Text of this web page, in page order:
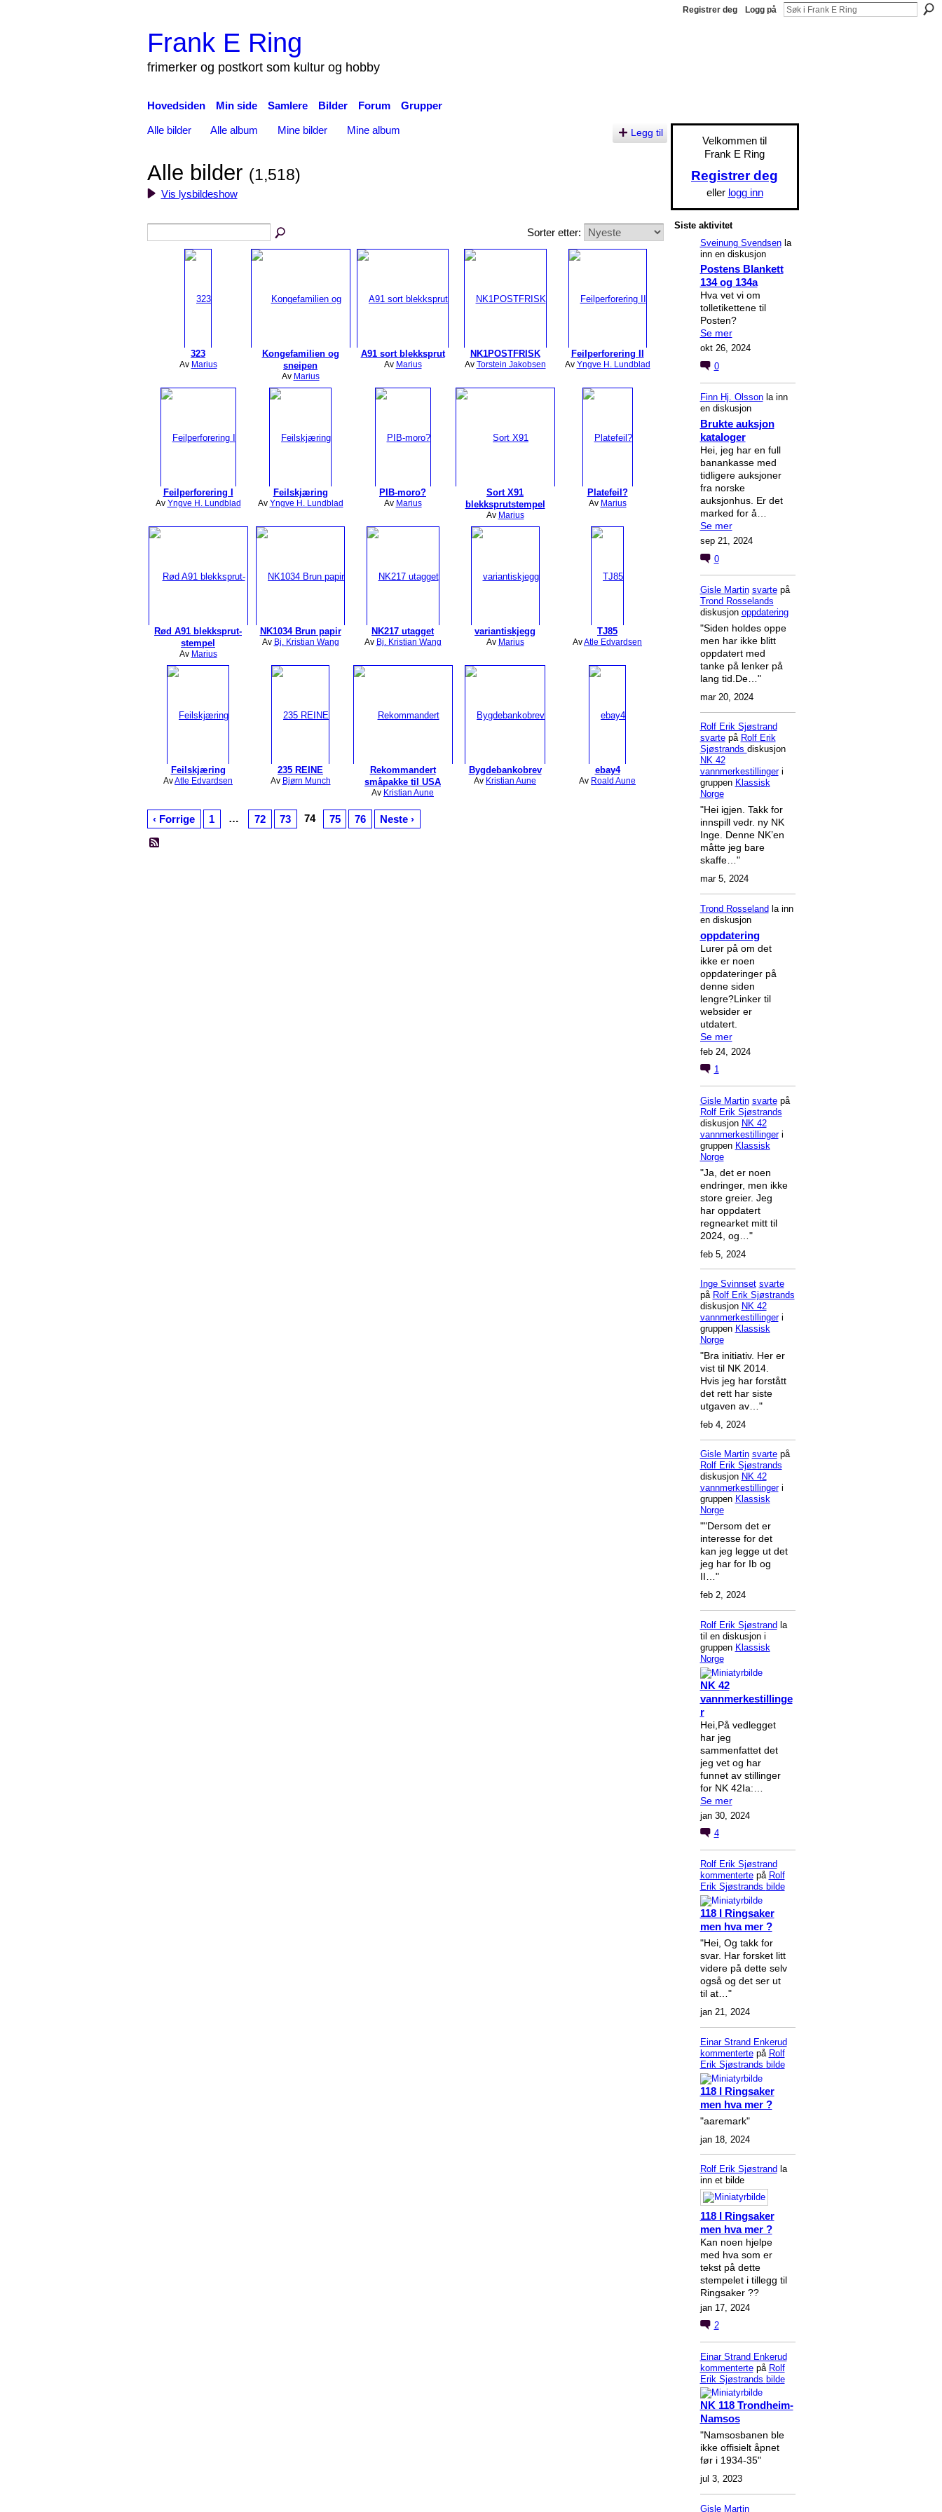
Registrer deg Logg på
Frank E Ring
frimerker og postkort som kultur og hobby
Hovedsiden Min side Samlere Bilder Forum Grupper
Alle bilder Alle album Mine bilder Mine album Legg til
Alle bilder (1,518)
Vis lysbildeshow
Sorter etter:
323
Av Marius
Kongefamilien og
sneipen
Av Marius
A91 sort blekksprut
Av Marius
NK1POSTFRISK
Av Torstein Jakobsen
Feilperforering II
Av Yngve H. Lundblad
Feilperforering I
Av Yngve H. Lundblad
Feilskjæring
Av Yngve H. Lundblad
PIB-moro?
Av Marius
Sort X91
blekksprutstempel
Av Marius
Platefeil?
Av Marius
Rød A91 blekksprut-
stempel
Av Marius
NK1034 Brun papir
Av Bj. Kristian Wang
NK217 utagget
Av Bj. Kristian Wang
variantiskjegg
Av Marius
TJ85
AvAtle Edvardsen
Feilskjæring
AvAtle Edvardsen
235 REINE
Av Bjørn Munch
Rekommandert
småpakke til USA
Av Kristian Aune
Bygdebankobrev
Av Kristian Aune
ebay4
Av Roald Aune
‹ Forrige 1 … 72 73 74 75 76 Neste ›
Velkommen til
Frank E Ring
Registrer deg
eller logg inn
Siste aktivitet
Sveinung Svendsenla
inn en diskusjon
Postens Blankett
134 og 134a
Hva vet vi om
tolletikettene til
Posten?
Se mer
okt 26, 2024
0
Finn Hj. Olssonla inn
en diskusjon
Brukte auksjon
kataloger
Hei, jeg har en full
banankasse med
tidligere auksjoner
fra norske
auksjonhus. Er det
marked for å…
Se mer
sep 21, 2024
0
Gisle Martin svartepå
Trond Rosselands
diskusjon oppdatering
"Siden holdes oppe
men har ikke blitt
oppdatert med
tanke på lenker på
lang tid.De…"
mar 20, 2024
Rolf Erik Sjøstrand
svartepå Rolf Erik
Sjøstrands diskusjon
NK 42
vannmerkestillingeri
gruppen Klassisk
Norge
"Hei igjen. Takk for
innspill vedr. ny NK
Inge. Denne NK’en
måtte jeg bare
skaffe…"
mar 5, 2024
Trond Rosseland la inn
en diskusjon
oppdatering
Lurer på om det
ikke er noen
oppdateringer på
denne siden
lengre?Linker til
websider er
utdatert.
Se mer
feb 24, 2024
1
Gisle Martin svartepå
Rolf Erik Sjøstrands
diskusjon NK 42
vannmerkestillingeri
gruppen Klassisk
Norge
"Ja, det er noen
endringer, men ikke
store greier. Jeg
har oppdatert
regnearket mitt til
2024, og…"
feb 5, 2024
Inge Svinnset svarte
på Rolf Erik Sjøstrands
diskusjon NK 42
vannmerkestillingeri
gruppen Klassisk
Norge
"Bra initiativ. Her er
vist til NK 2014.
Hvis jeg har forstått
det rett har siste
utgaven av…"
feb 4, 2024
Gisle Martin svartepå
Rolf Erik Sjøstrands
diskusjon NK 42
vannmerkestillingeri
gruppen Klassisk
Norge
""Dersom det er
interesse for det
kan jeg legge ut det
jeg har for Ib og
II…"
feb 2, 2024
Rolf Erik Sjøstrand la
til en diskusjon i
gruppen Klassisk
Norge
NK 42
vannmerkestillinge
r
Hei,På vedlegget
har jeg
sammenfattet det
jeg vet og har
funnet av stillinger
for NK 42Ia:…
Se mer
jan 30, 2024
4
Rolf Erik Sjøstrand
kommentertepå Rolf
Erik Sjøstrands bilde
118 I Ringsaker
men hva mer ?
"Hei, Og takk for
svar. Har forsket litt
videre på dette selv
også og det ser ut
til at…"
jan 21, 2024
Einar Strand Enkerud
kommentertepå Rolf
Erik Sjøstrands bilde
118 I Ringsaker
men hva mer ?
"aaremark"
jan 18, 2024
Rolf Erik Sjøstrand la
inn et bilde
118 I Ringsaker
men hva mer ?
Kan noen hjelpe
med hva som er
tekst på dette
stempelet i tillegg til
Ringsaker ??
jan 17, 2024
2
Einar Strand Enkerud
kommentertepå Rolf
Erik Sjøstrands bilde
NK 118 Trondheim-
Namsos
"Namsosbanen ble
ikke offisielt åpnet
før i 1934-35"
jul 3, 2023
Gisle Martin